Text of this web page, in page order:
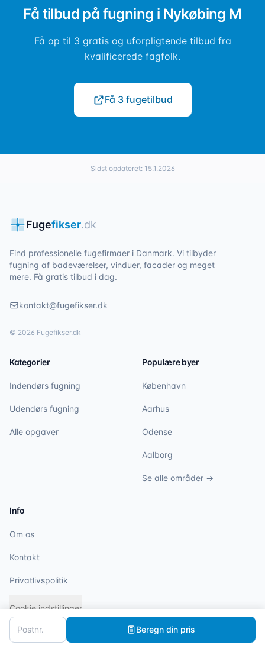
Beregn din pris
Få tilbud på fugning i Nykøbing M
Få op til 3 gratis og uforpligtende tilbud fra
kvalificerede fagfolk.
Få 3 fugetilbud
Sidst opdateret: 15.1.2026
Fugefikser.dk
Find professionelle fugefirmaer i Danmark. Vi tilbyder
fugning af badeværelser, vinduer, facader og meget
mere. Få gratis tilbud i dag.
kontakt@fugefikser.dk
© 2026 Fugefikser.dk
Kategorier
Indendørs fugning
Udendørs fugning
Alle opgaver
Populære byer
København
Aarhus
Odense
Aalborg
Se alle områder →
Info
Om os
Kontakt
Privatlivspolitik
Cookie indstillinger